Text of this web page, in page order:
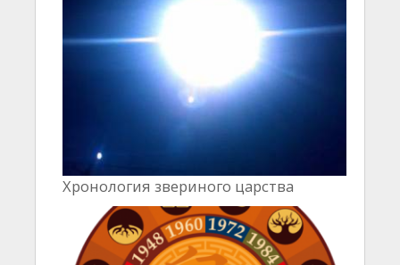
Хронология звериного царства